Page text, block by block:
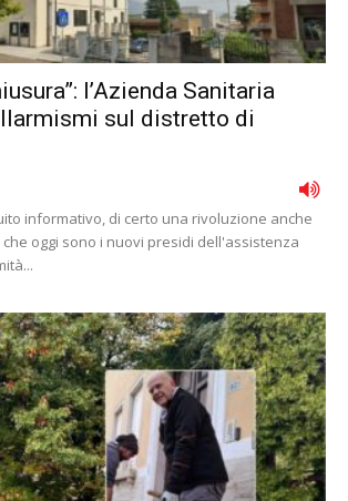
l’Azienda Sanitaria
sul distretto di
informativo, di certo una rivoluzione anche
oggi sono i nuovi presidi dell'assistenza